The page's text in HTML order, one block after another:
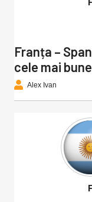
Franța –
cele mai
Alex Ivan